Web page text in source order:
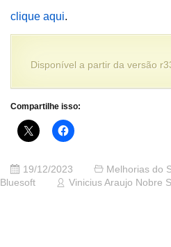
clique aqui.
Disponível a partir da versão
Compartilhe isso:
19/12/2023 Melhorias do
Bluesoft
Vinicius Araujo Nobre